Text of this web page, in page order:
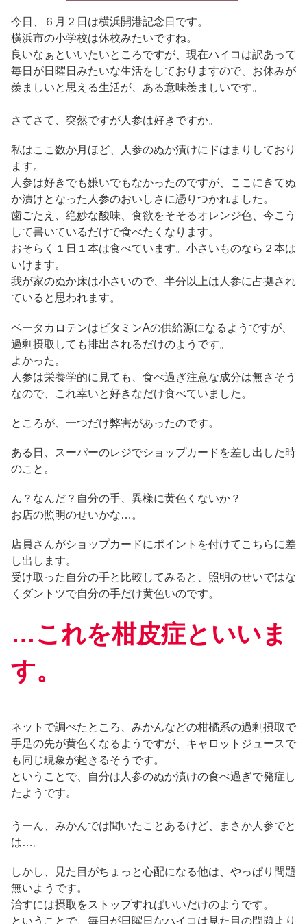
今日、６月２日は横浜開港記念日です。
横浜市の小学校は休校みたいですね。
良いなぁといいたいところですが、現在ハイコは訳あって
毎日が日曜日みたいな生活をしておりますので、お休みが
羨ましいと思える生活が、ある意味羨ましいです。
さてさて、突然ですが人参は好きですか。
私はここ数か月ほど、人参のぬか漬けにドはまりしており
ます。
人参は好きでも嫌いでもなかったのですが、ここにきてぬ
か漬けとなった人参のおいしさに憑りつかれました。
歯ごたえ、絶妙な酸味、食欲をそそるオレンジ色、今こう
して書いているだけで食べたくなります。
おそらく１日１本は食べています。小さいものなら２本は
いけます。
我が家のぬか床は小さいので、半分以上は人参に占拠され
ていると思われます。
ベータカロテンはビタミンAの供給源になるようですが、
過剰摂取しても排出されるだけのようです。
よかった。
人参は栄養学的に見ても、食べ過ぎ注意な成分は無さそう
なので、これ幸いと好きなだけ食べていました。
ところが、一つだけ弊害があったのです。
ある日、スーパーのレジでショップカードを差し出した時
のこと。
ん？なんだ？自分の手、異様に黄色くないか？
お店の照明のせいかな…。
店員さんがショップカードにポイントを付けてこちらに差
し出します。
受け取った自分の手と比較してみると、照明のせいではな
くダントツで自分の手だけ黄色いのです。
…これを柑皮症といいま
す。
ネットで調べたところ、みかんなどの柑橘系の過剰摂取で
手足の先が黄色くなるようですが、キャロットジュースで
も同じ現象が起きるそうです。
ということで、自分は人参のぬか漬けの食べ過ぎで発症し
たようです。
うーん、みかんでは聞いたことあるけど、まさか人参でと
は…。
しかし、見た目がちょっと心配になる他は、やっぱり問題
無いようです。
治すには摂取をストップすればいいだけのようです。
ということで、毎日が日曜日なハイコは見た目の問題より